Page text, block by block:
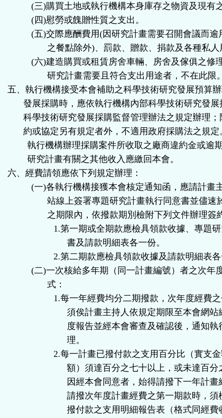
(三)購買土地或執行機構本身庫存之物資及現有
(四)慰勞或餽贈性質之支出。
(五)交際應酬費用(因研究計畫需要召開會議而
之餐點除外)、罰款、贈款、捐款及各種私人
(六)建造購買或租賃房舍車輛、房舍及傢俱之修
研究計畫需要且符合支出用途者，不在此限
五、執行機構接受本會補助之科學技術研究發展預算
發展採購時，應依執行機構內部科學技術研究發
科學技術研究發展採購監督管理辦法之規定辦理
約或協定另有規定者外，不適用政府採購法之規定
執行機構辦理採購案件所收取之廠商違約金或逾
研究計畫有關之其他收入應繳回本會。
六、經費請領應依下列規定辦理：
(一)各執行機構接獲本會核定通知函，應請計畫
站線上簽署專題研究計畫執行同意書並儘速
之期限內，依撥款期別檢附下列文件辦理簽
1.第一期或全期款應檢具領款收據、專題
書及請款明細表各一份。
2.第二期款應檢具領款收據及請款明細表
(二)一次核給多年期（同一計畫編號）者之次年
式：
1.每一年經費均分二期撥款，次年度經費
須俟計畫主持人依規定期限至本會網站
度報告並經本會審查及確認後，通知執
理。
2.每一計畫已撥付款之支用百分比（實支
額）須達百分之七十以上，或未達百分
因經本會同意者，始得請撥下一年計
請撥次年度計畫經費之第一期款時，須
撥付款之支用明細報告表（格式同經費